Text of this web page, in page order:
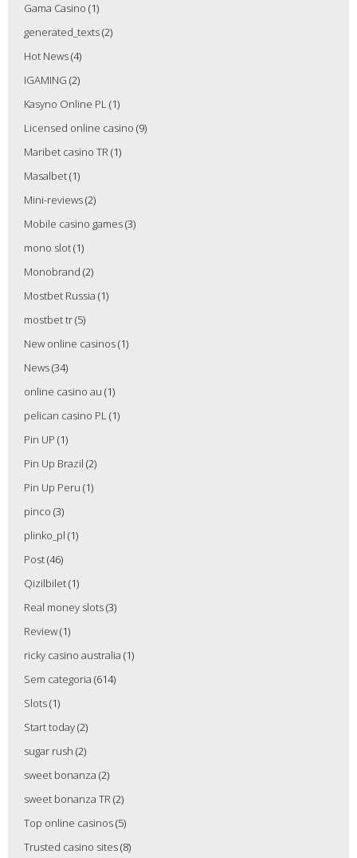
Gama Casino (1)
generated_texts(2)
Hot News(4)
IGAMING (2)
Kasyno Online PL(1)
Licensed online casino (9)
Maribet casino TR(1)
Masalbet(1)
Mini-reviews(2)
Mobile casino games(3)
mono slot(1)
Monobrand (2)
Mostbet Russia (1)
mostbet tr(5)
New online casinos(1)
News(34)
online casino au (1)
pelican casino PL(1)
Pin UP (1)
Pin Up Brazil (2)
Pin Up Peru (1)
pinco (3)
plinko_pl (1)
Post(46)
Qizilbilet(1)
Real money slots(3)
Review(1)
ricky casino australia (1)
Sem categoria (614)
Slots(1)
Start today(2)
sugar rush (2)
sweet bonanza (2)
sweet bonanza TR(2)
Top online casinos(5)
Trusted casino sites(8)